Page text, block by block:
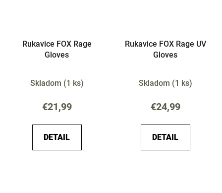
Rukavice FOX Rage
Gloves
Skladom (1 ks)
€21,99
DETAIL
Rukavice FOX Rage UV
Gloves
Skladom (1 ks)
€24,99
DETAIL